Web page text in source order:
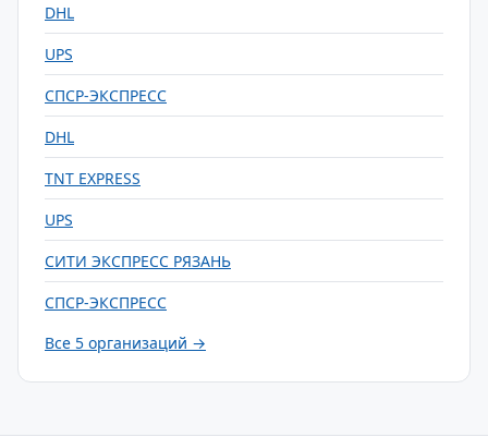
DHL
UPS
СПСР-ЭКСПРЕСС
DHL
TNT EXPRESS
UPS
СИТИ ЭКСПРЕСС РЯЗАНЬ
СПСР-ЭКСПРЕСС
Все 5 организаций →